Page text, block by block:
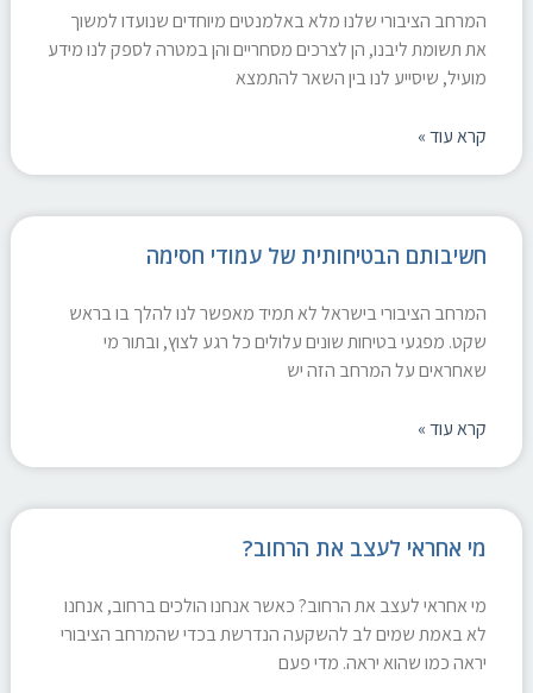
המרחב הציבורי שלנו מלא באלמנטים מיוחדים שנועדו למשוך
את תשומת ליבנו, הן לצרכים מסחריים והן במטרה לספק לנו מידע
מועיל, שיסייע לנו בין השאר להתמצא
קרא עוד »
חשיבותם הבטיחותית של עמודי חסימה
המרחב הציבורי בישראל לא תמיד מאפשר לנו להלך בו בראש
שקט. מפגעי בטיחות שונים עלולים כל רגע לצוץ, ובתור מי
שאחראים על המרחב הזה יש
קרא עוד »
מי אחראי לעצב את הרחוב?
מי אחראי לעצב את הרחוב? כאשר אנחנו הולכים ברחוב, אנחנו
לא באמת שמים לב להשקעה הנדרשת בכדי שהמרחב הציבורי
יראה כמו שהוא יראה. מדי פעם